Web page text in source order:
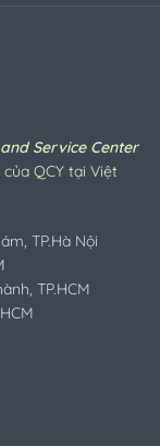
Service Center
QCY tại Việt
TP.Hà Nội
TP.HCM